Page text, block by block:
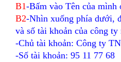
B1-Bấm vào Tên của mình
B2-Nhìn xuống phía dưới,
và số tài khoản của công ty
-Chủ tài khoản: Công ty
-Số tài khoản: 95 11 77 68